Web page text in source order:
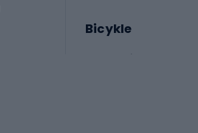
Bicykle
Elektrické bicykle